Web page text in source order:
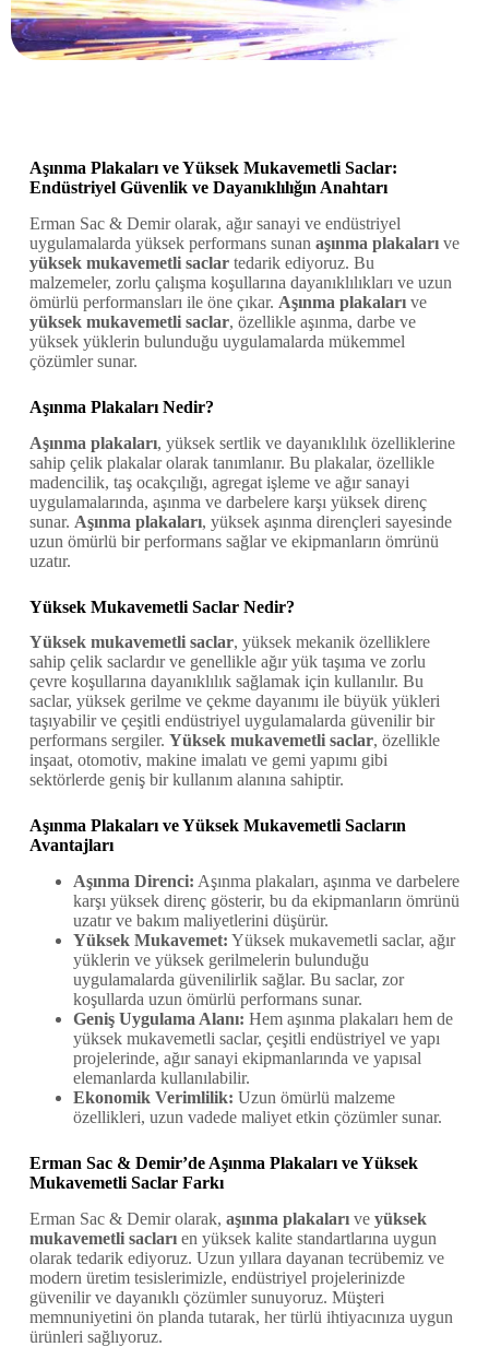
Aşınma Plakaları ve Yüksek Mukavemetli Saclar:
Endüstriyel Güvenlik ve Dayanıklılığın Anahtarı
Erman Sac & Demir olarak, ağır sanayi ve endüstriyel
uygulamalarda yüksek performans sunan aşınma plakalarıve
yüksek mukavemetli saclartedarik ediyoruz. Bu
malzemeler, zorlu çalışma koşullarına dayanıklılıkları ve uzun
ömürlü performansları ile öne çıkar. Aşınma plakalarıve
yüksek mukavemetli saclar, özellikle aşınma, darbe ve
yüksek yüklerin bulunduğu uygulamalarda mükemmel
çözümler sunar.
Aşınma Plakaları Nedir?
Aşınma plakaları, yüksek sertlik ve dayanıklılık özelliklerine
sahip çelik plakalar olarak tanımlanır. Bu plakalar, özellikle
madencilik, taş ocakçılığı, agregat işleme ve ağır sanayi
uygulamalarında, aşınma ve darbelere karşı yüksek direnç
sunar. Aşınma plakaları, yüksek aşınma dirençleri sayesinde
uzun ömürlü bir performans sağlar ve ekipmanların ömrünü
uzatır.
Yüksek Mukavemetli Saclar Nedir?
Yüksek mukavemetli saclar, yüksek mekanik özelliklere
sahip çelik saclardır ve genellikle ağır yük taşıma ve zorlu
çevre koşullarına dayanıklılık sağlamak için kullanılır. Bu
saclar, yüksek gerilme ve çekme dayanımı ile büyük yükleri
taşıyabilir ve çeşitli endüstriyel uygulamalarda güvenilir bir
performans sergiler. Yüksek mukavemetli saclar, özellikle
inşaat, otomotiv, makine imalatı ve gemi yapımı gibi
sektörlerde geniş bir kullanım alanına sahiptir.
Aşınma Plakaları ve Yüksek Mukavemetli Sacların
Avantajları
Aşınma Direnci: Aşınma plakaları, aşınma ve darbelere
karşı yüksek direnç gösterir, bu da ekipmanların ömrünü
uzatır ve bakım maliyetlerini düşürür.
Yüksek Mukavemet: Yüksek mukavemetli saclar, ağır
yüklerin ve yüksek gerilmelerin bulunduğu
uygulamalarda güvenilirlik sağlar. Bu saclar, zor
koşullarda uzun ömürlü performans sunar.
Geniş Uygulama Alanı: Hem aşınma plakaları hem de
yüksek mukavemetli saclar, çeşitli endüstriyel ve yapı
projelerinde, ağır sanayi ekipmanlarında ve yapısal
elemanlarda kullanılabilir.
Ekonomik Verimlilik: Uzun ömürlü malzeme
özellikleri, uzun vadede maliyet etkin çözümler sunar.
Erman Sac & Demir’de Aşınma Plakaları ve Yüksek
Mukavemetli Saclar Farkı
Erman Sac & Demir olarak, aşınma plakalarıve yüksek
mukavemetli saclarıen yüksek kalite standartlarına uygun
olarak tedarik ediyoruz. Uzun yıllara dayanan tecrübemiz ve
modern üretim tesislerimizle, endüstriyel projelerinizde
güvenilir ve dayanıklı çözümler sunuyoruz. Müşteri
memnuniyetini ön planda tutarak, her türlü ihtiyacınıza uygun
ürünleri sağlıyoruz.